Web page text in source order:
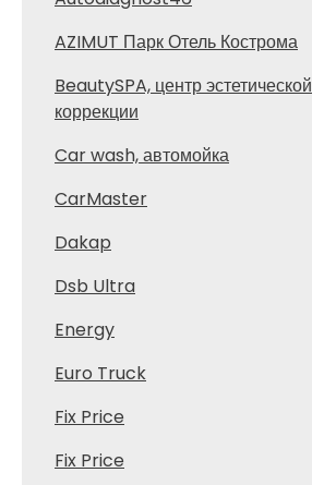
AZIMUT Парк Отель Кострома
BeautySPA, центр эстетической
коррекции
Car wash, автомойка
CarMaster
Dakap
Dsb Ultra
Energy
Euro Truck
Fix Price
Fix Price